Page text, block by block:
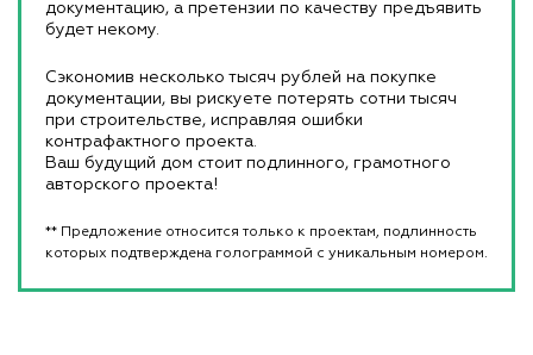
документацию, а претензии по качеству предъявить
будет некому.
Сэкономив несколько тысяч рублей на покупке
документации, вы рискуете потерять сотни тысяч
при строительстве, исправляя ошибки
контрафактного проекта.
Ваш будущий дом стоит подлинного, грамотного
авторского проекта!
** Предложение относится только к проектам, подлинность
которых подтверждена голограммой с уникальным номером.